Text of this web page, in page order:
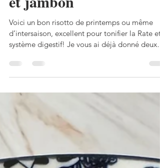
Risotto aux pois
gourmands, petits pois
et jambon
système digestif! Je vous ai déjà donné deux
délicieuses recettes de risotto aux petits pois
(c’est une des spécialités de ma région
d’origine, la Vénétie), celle-ci ressemble à une
recette traditionnelle de diétothérapie chinoise
de gruau de riz, pour traiter les douleurs
d’estomac et les lombalgies (quand on ajoute